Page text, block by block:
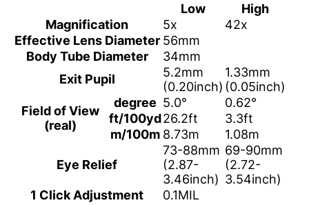
Low
High
Magnification
5x
42x
Effective Lens Diameter 56mm
Body Tube Diameter
34mm
Exit Pupil
5.2mm
(0.20inch)
1.33mm
(0.05inch)
Field of View
(real)
degree 5.0°
0.62°
ft/100yd26.2ft
3.3ft
m/100m 8.73m 1.08m
Eye Relief
73-88mm
(2.87-
3.46inch)
69-90mm
(2.72-
3.54inch)
1 Click Adjustment
0.1MIL